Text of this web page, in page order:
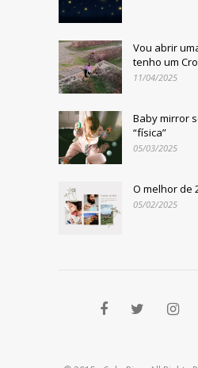
Vou abrir
tenho um
11/04/2025
Baby mirror
“física”
05/03/2025
O melhor de
05/02/2025